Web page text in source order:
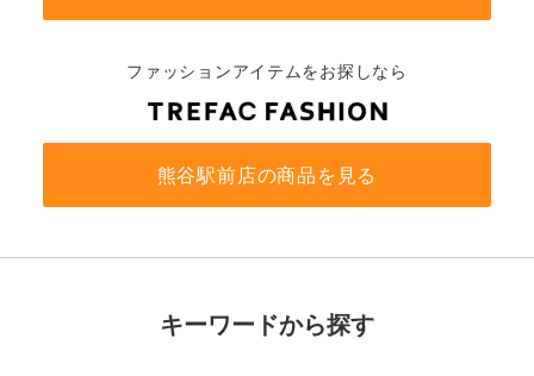
ファッションアイテムをお探しなら
熊谷駅前店の商品を見る
キーワードから探す